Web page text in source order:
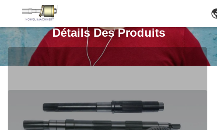
Détails Des Produits